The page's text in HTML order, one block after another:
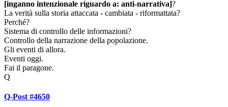
[inganno intenzionale riguardo a: anti-narrativa]?
La verità sulla storia attaccata - cambiata - riformattata?
Perché?
Sistema di controllo delle informazioni?
Controllo della narrazione della popolazione.
Gli eventi di allora.
Eventi oggi.
Fai il paragone.
Q
Q-Post #4650